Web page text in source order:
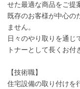
せた最適な商品をご提
既存のお客様が中心の
ません。
日々のやり取りを通じ
トナーとして長くお付
【技術職】
住宅設備の取り付けを